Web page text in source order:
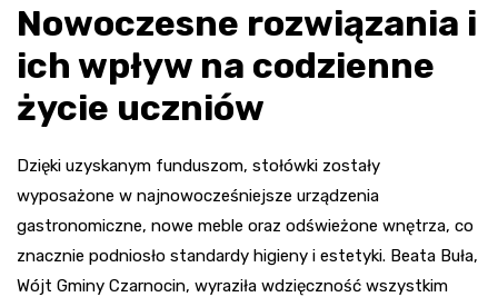
Nowoczesne rozwiązania i
ich wpływ na codzienne
życie uczniów
Dzięki uzyskanym funduszom, stołówki zostały
wyposażone w najnowocześniejsze urządzenia
gastronomiczne, nowe meble oraz odświeżone wnętrza, co
znacznie podniosło standardy higieny i estetyki. Beata Buła,
Wójt Gminy Czarnocin, wyraziła wdzięczność wszystkim